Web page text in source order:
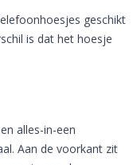
geschikt
is dat het hoesje
alles-in-een
Aan de voorkant zit